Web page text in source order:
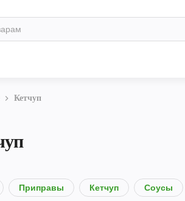
Кетчуп
Приправы Кетчуп Соусы